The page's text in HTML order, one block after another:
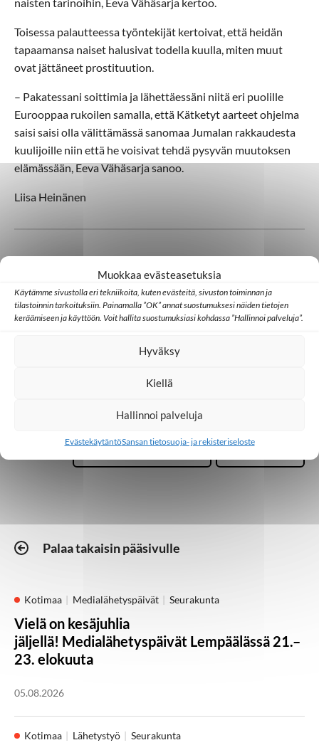
Muokkaa evästeasetuksia
Käytämme sivustolla eri tekniikoita, kuten evästeitä, sivuston toiminnan ja
tilastoinnin tarkoituksiin. Painamalla ”OK” annat suostumuksesi näiden tietojen
keräämiseen ja käyttöön. Voit hallita suostumuksiasi kohdassa ”Hallinnoi palveluja”.
Hyväksy
Kiellä
Hallinnoi palveluja
EvästekäytäntöSansan tietosuoja- ja rekisteriseloste
Toisessa palautteessa työntekijät kertoivat, että heidän
tapaamansa naiset halusivat todella kuulla, miten muut
ovat jättäneet prostituution.
– Pakatessani soittimia ja lähettäessäni niitä eri puolille
Eurooppaa rukoilen samalla, että Kätketyt aarteet ohjelma
saisi saisi olla välittämässä sanomaa Jumalan rakkaudesta
kuulijoille niin että he voisivat tehdä pysyvän muutoksen
elämässään, Eeva Vähäsarja sanoo.
Liisa Heinänen
Lisää aiheesta
Toivoa naisille TWR
Palaa takaisin pääsivulle
Kotimaa Medialähetyspäivät Seurakunta
Vielä on kesäjuhlia
jäljellä! Medialähetyspäivät Lempäälässä 21.–
23. elokuuta
05.08.2026
Kotimaa Lähetystyö Seurakunta